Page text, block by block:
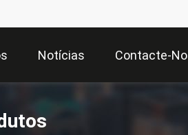
Notícias Contacte-